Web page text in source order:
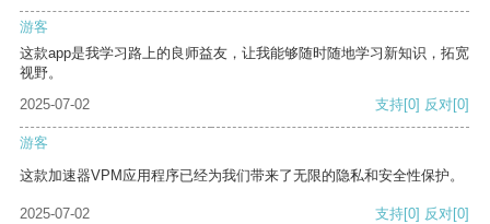
游客
这款app是我学习路上的良师益友，让我能够随时随地学习新知识，拓宽
视野。
2025-07-02
支持[0] 反对[0]
游客
这款加速器VPM应用程序已经为我们带来了无限的隐私和安全性保护。
2025-07-02 支持[0] 反对[0]